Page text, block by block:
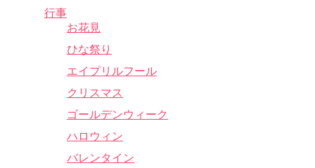
行事
お花見
ひな祭り
エイプリルフール
クリスマス
ゴールデンウィーク
ハロウィン
バレンタイン